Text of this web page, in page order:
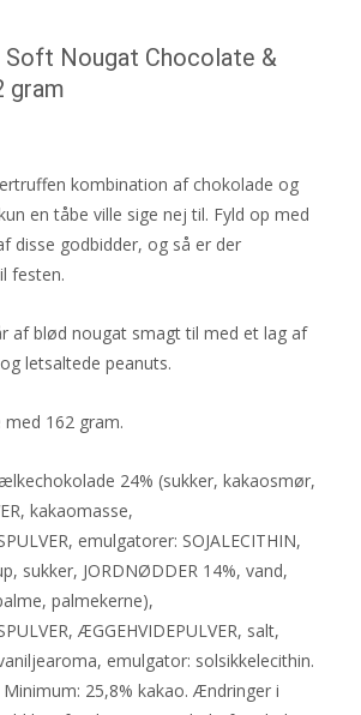
Soft Nougat Chocolate &
gram
kombination af chokolade og
en tåbe ville sige nej til. Fyld op med
disse godbidder, og så er der
festen.
af blød nougat smagt til med et lag af
letsaltede peanuts.
162 gram.
24% (sukker, kakaosmør,
kakaomasse,
emulgatorer: SOJALECITHIN,
sukker, JORDNØDDER 14%, vand,
palmekerne),
ÆGGEHVIDEPULVER, salt,
emulgator: solsikkelecithin.
25,8% kakao. Ændringer i